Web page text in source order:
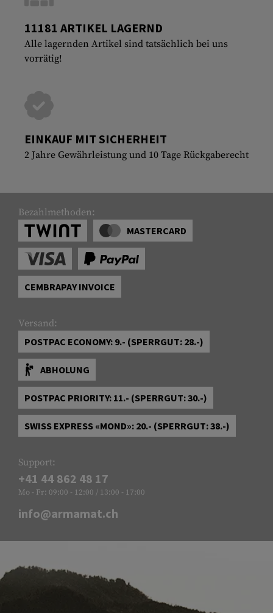
11181 ARTIKEL LAGERND
Alle lagernden Artikel sind tatsächlich bei uns
vorrätig!
EINKAUF MIT SICHERHEIT
2 Jahre Gewährleistung und 10 Tage Rückgaberecht
Bezahlmethoden:
MASTERCARD
CEMBRAPAY INVOICE
Versand:
POSTPAC ECONOMY: 9.- (SPERRGUT: 28.-)
ABHOLUNG
POSTPAC PRIORITY: 11.- (SPERRGUT: 30.-)
SWISS EXPRESS «MOND»: 20.- (SPERRGUT: 38.-)
Support:
+41 44 862 48 17
Mo - Fr: 09:00 - 12:00 / 13:00 - 17:00
info@armamat.ch